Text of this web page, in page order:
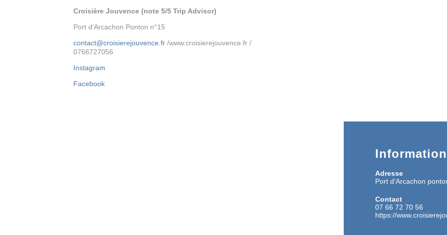
BONS
INSCRIPTION
Croisière Jouvence (note 5/5 Trip Advisor)
Port d'Arcachon Ponton n°15
contact@croisierejouvence.fr /www.croisierejouvence.fr /
0766727056
Instagram
Facebook
Adresse
Port d'Arcachon
Contact
07 66 72 70 56
https://